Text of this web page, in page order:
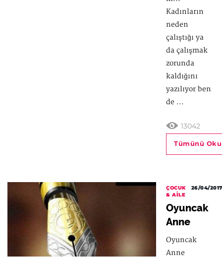
Kadınların
neden
çalıştığı ya
da çalışmak
zorunda
kaldığını
yazılıyor ben
de ...
13042
Tümünü Oku
ÇOCUK
& AILE
26/04/2017
Oyuncak
Anne
Oyuncak
Anne